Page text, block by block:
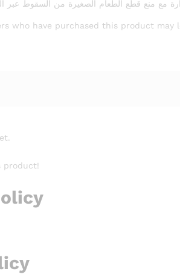
who have purchased this product may
product!